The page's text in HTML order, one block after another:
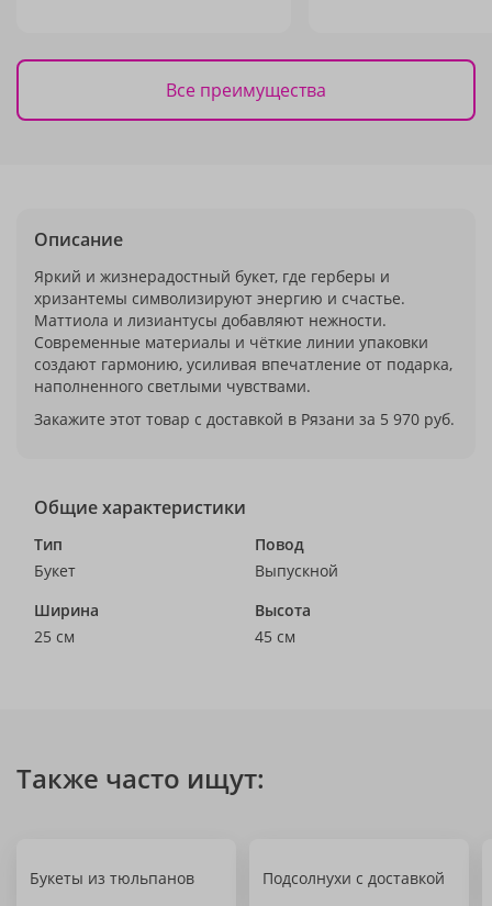
Все преимущества
Описание
Яркий и жизнерадостный букет, где герберы и
хризантемы символизируют энергию и счастье.
Маттиола и лизиантусы добавляют нежности.
Современные материалы и чёткие линии упаковки
создают гармонию, усиливая впечатление от подарка,
наполненного светлыми чувствами.
Закажите этот товар с доставкой в Рязани за 5 970 руб.
Общие характеристики
Тип
Букет
Повод
Выпускной
Ширина
25 см
Высота
45 см
Также часто ищут:
Букеты из тюльпанов Подсолнухи с доставкой